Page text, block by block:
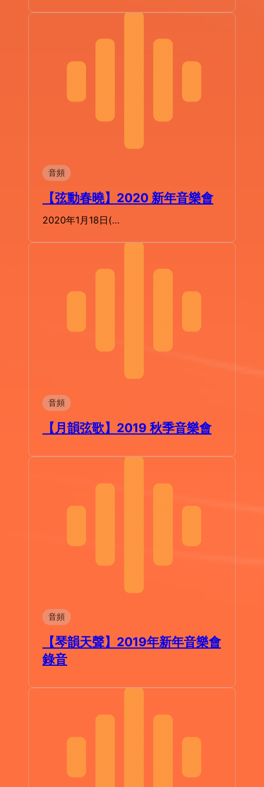
音頻
【弦動春曉】2020 新年音樂會
2020年1月18日(…
音頻
【月韻弦歌】2019 秋季音樂會
音頻
【琴韻天聲】2019年新年音樂會
錄音